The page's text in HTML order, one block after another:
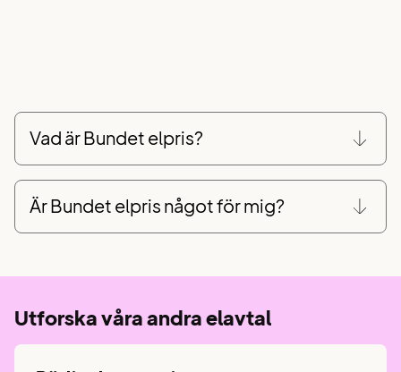
Vad är Bundet elpris?
Är Bundet elpris något för mig?
Utforska våra andra elavtal